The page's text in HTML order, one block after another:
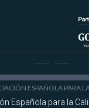
ESPAÑOLA PARA
Española para la